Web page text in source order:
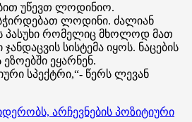
უწევთ ლოდინიო.
ლოდინი. ძალიან
პასუხი რომელიც მხოლოდ მათ
სისტემა იყოს. ნაცების
ეყარნენ.
სპექტრი,“- წერს ლევან
არჩევნების პოზიტიური